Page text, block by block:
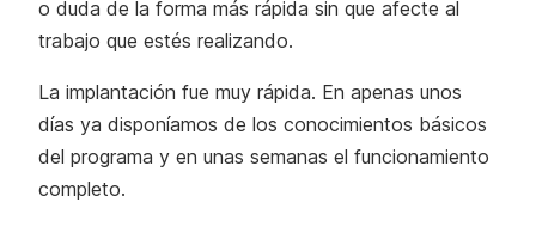
o duda de la forma más rápida sin que afecte al
trabajo que estés realizando.
La implantación fue muy rápida. En apenas unos
días ya disponíamos de los conocimientos básicos
del programa y en unas semanas el funcionamiento
completo.